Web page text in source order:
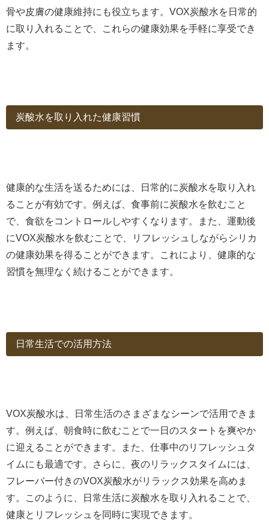
骨や皮膚の健康維持にも役立ちます。VOX炭酸水を日常的
に取り入れることで、これらの健康効果を手軽に享受でき
ます。
炭酸水を取り入れた健康習慣
健康的な生活を送るためには、日常的に炭酸水を取り入れ
ることが有効です。例えば、食事前に炭酸水を飲むこと
で、食欲をコントロールしやすくなります。また、運動後
にVOX炭酸水を飲むことで、リフレッシュしながらシリカ
の健康効果を得ることができます。これにより、健康的な
習慣を無理なく続けることができます。
日常生活での活用方法
VOX炭酸水は、日常生活のさまざまなシーンで活用できま
す。例えば、朝食時に飲むことで一日のスタートを爽やか
に迎えることができます。また、仕事中のリフレッシュタ
イムにも最適です。さらに、夜のリラックスタイムには、
フレーバー付きのVOX炭酸水がリラックス効果を高めま
す。このように、日常生活に炭酸水を取り入れることで、
健康とリフレッシュを同時に実現できます。